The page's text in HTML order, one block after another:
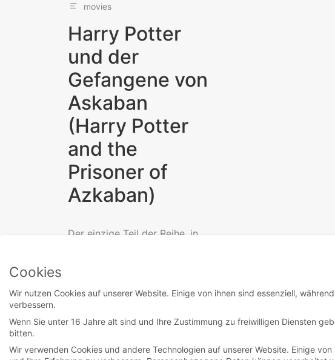
movies
Harry Potter
und der
Gefangene von
Askaban
(Harry Potter
and the
Prisoner of
Azkaban)
Der einzige Teil der Reihe, in
Cookies
Wir nutzen Cookies auf unserer Website. Einige von ihnen sind essenziell,
verbessern.
Wenn Sie unter 16 Jahre alt sind und Ihre Zustimmung zu freiwilligen Diensten
bitten.
Wir verwenden Cookies und andere Technologien auf unserer Website. Einige